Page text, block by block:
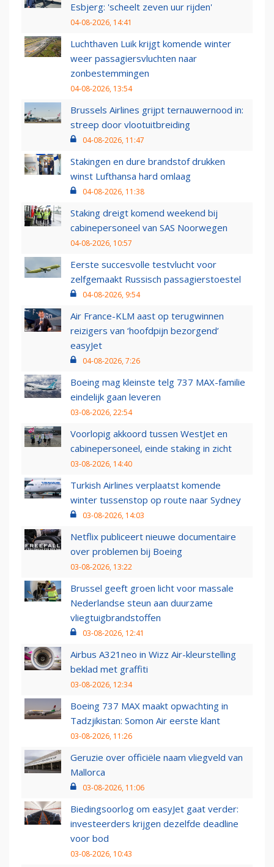
Esbjerg: 'scheelt zeven uur rijden'
04-08-2026, 14:41
Luchthaven Luik krijgt komende winter
weer passagiersvluchten naar
zonbestemmingen
04-08-2026, 13:54
Brussels Airlines grijpt ternauwernood in:
streep door vlootuitbreiding
04-08-2026, 11:47
Stakingen en dure brandstof drukken
winst Lufthansa hard omlaag
04-08-2026, 11:38
Staking dreigt komend weekend bij
cabinepersoneel van SAS Noorwegen
04-08-2026, 10:57
Eerste succesvolle testvlucht voor
zelfgemaakt Russisch passagierstoestel
04-08-2026, 9:54
Air France-KLM aast op terugwinnen
reizigers van ‘hoofdpijn bezorgend’
easyJet
04-08-2026, 7:26
Boeing mag kleinste telg 737 MAX-familie
eindelijk gaan leveren
03-08-2026, 22:54
Voorlopig akkoord tussen WestJet en
cabinepersoneel, einde staking in zicht
03-08-2026, 14:40
Turkish Airlines verplaatst komende
winter tussenstop op route naar Sydney
03-08-2026, 14:03
Netflix publiceert nieuwe documentaire
over problemen bij Boeing
03-08-2026, 13:22
Brussel geeft groen licht voor massale
Nederlandse steun aan duurzame
vliegtuigbrandstoffen
03-08-2026, 12:41
Airbus A321neo in Wizz Air-kleurstelling
beklad met graffiti
03-08-2026, 12:34
Boeing 737 MAX maakt opwachting in
Tadzjikistan: Somon Air eerste klant
03-08-2026, 11:26
Geruzie over officiële naam vliegveld van
Mallorca
03-08-2026, 11:06
Biedingsoorlog om easyJet gaat verder:
investeerders krijgen dezelfde deadline
voor bod
03-08-2026, 10:43